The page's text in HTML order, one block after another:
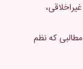
که نظم